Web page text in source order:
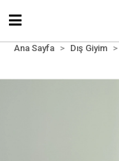
Ana Sayfa Dış Giyim